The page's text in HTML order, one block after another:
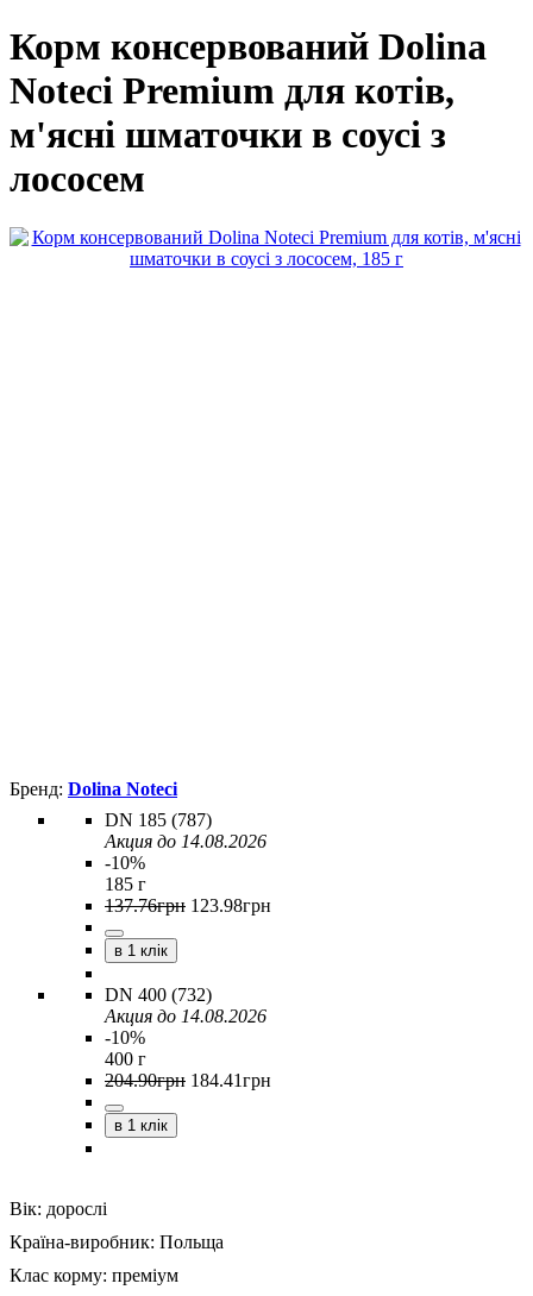
Корм консервований Dolina
Noteci Premium для котів,
м'ясні шматочки в соусі з
лососем
Dolina Noteci
DN 185 (787)
Акция до 14.08.2026
-10%
185 г
137.76грн 123.98грн
в 1 клік
DN 400 (732)
Акция до 14.08.2026
-10%
400 г
204.90грн 184.41грн
в 1 клік
Вік: дорослі
Країна-виробник: Польща
Клас корму: преміум